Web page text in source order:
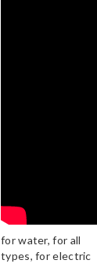
for water, for all
types, for electric